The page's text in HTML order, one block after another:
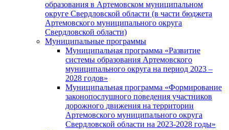
образования в Артемовском муниципальном
округе Свердловской области (в части бюджета
Артемовского муниципального округа
Свердловской области)
Муниципальные программы
Муниципальная программа «Развитие
системы образования Артемовского
муниципального округа на период 2023 –
2028 годов»
Муниципальная программа «Формирование
законопослушного поведения участников
дорожного движения на территории
Артемовского муниципального округа
Свердловской области на 2023-2028 годы»